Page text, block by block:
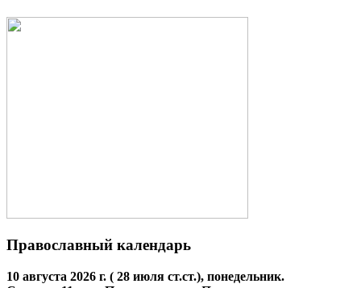
Православный календарь
10 августа 2026 г. ( 28 июля ст.ст.), понедельник.